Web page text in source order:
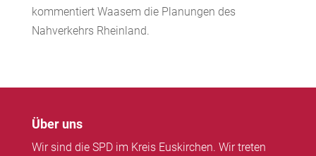
kommentiert Waasem die Planungen des
Nahverkehrs Rheinland.
Über uns
Wir sind die SPD im Kreis Euskirchen. Wir treten